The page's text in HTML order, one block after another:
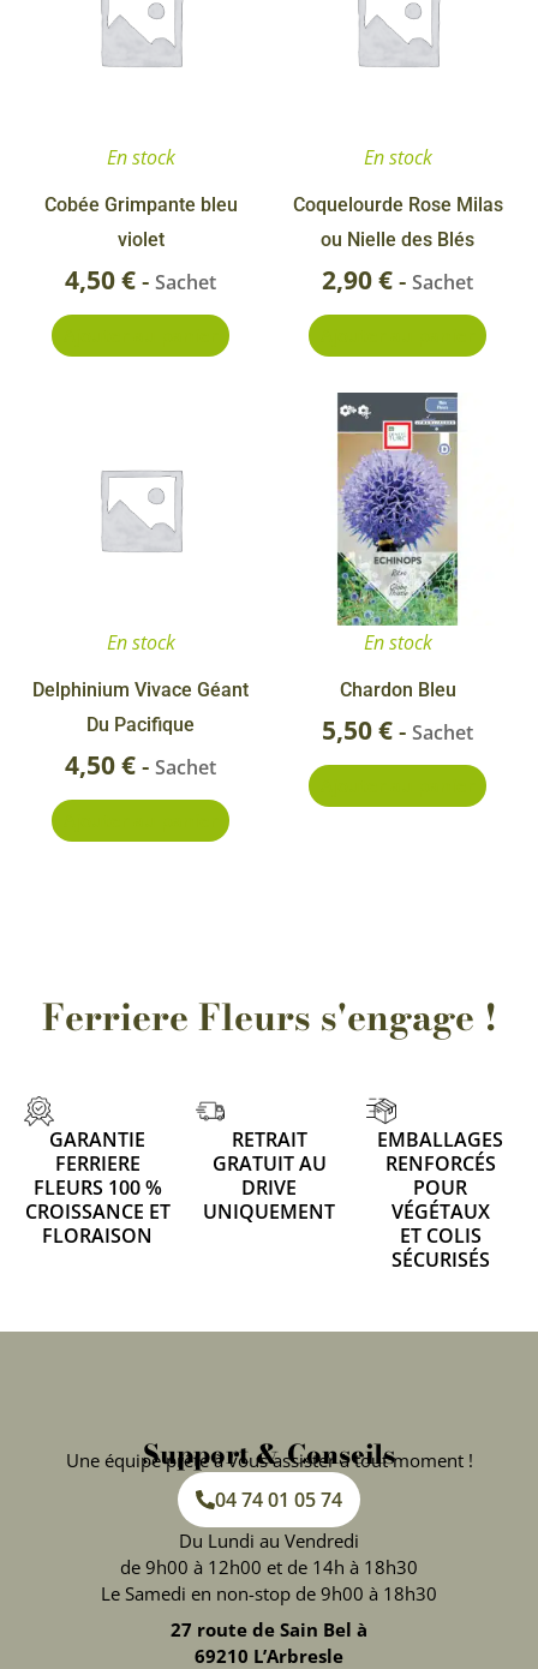
En stock
Cobée Grimpante bleu
violet
4,50€- Sachet
En stock
Coquelourde Rose Milas
ou Nielle des Blés
2,90€- Sachet
En stock
Delphinium Vivace Géant
Du Pacifique
4,50€- Sachet
En stock
Chardon Bleu
5,50€- Sachet
Ferriere Fleurs s'engage !
GARANTIE
FERRIERE
FLEURS 100 %
CROISSANCE ET
FLORAISON
RETRAIT
GRATUIT AU
DRIVE
UNIQUEMENT
EMBALLAGES
RENFORCÉS
POUR
VÉGÉTAUX
ET COLIS
SÉCURISÉS
Support & Conseils
Une équipe prête à vous assister à tout moment !
04 74 01 05 74
Du Lundi au Vendredi
de 9h00 à 12h00 et de 14h à 18h30
Le Samedi en non-stop de 9h00 à 18h30
27 route de Sain Bel à
69210 L’Arbresle